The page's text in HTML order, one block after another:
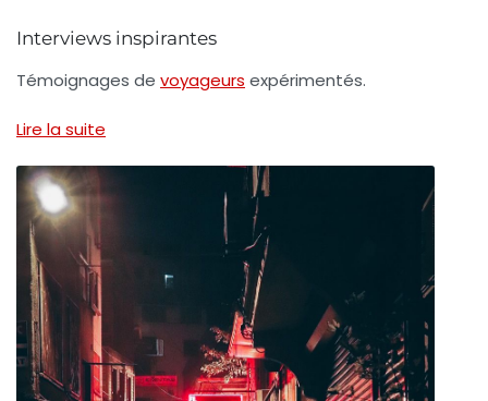
Interviews inspirantes
Témoignages de voyageurs expérimentés.
Lire la suite